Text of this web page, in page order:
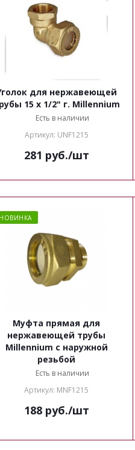
для нержавеющей
трубы 15 х 1/2" г. Millennium
Есть в наличии
Артикул: UNF1215
281 руб./шт
НОВИНКА
Муфта прямая для
нержавеющей трубы
Millennium с наружной
резьбой
Есть в наличии
Артикул: MNF1215
188руб./шт